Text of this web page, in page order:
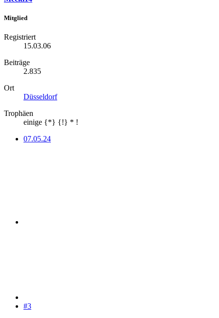
Mitglied
Registriert
15.03.06
Beiträge
2.835
Ort
Düsseldorf
Trophäen
einige {*} {!} * !
07.05.24
#3